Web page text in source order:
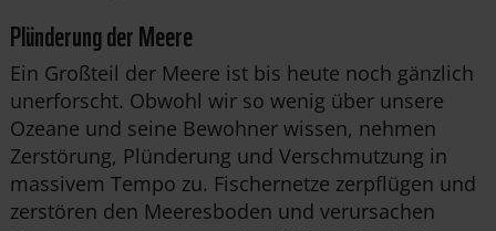
Plünderung der Meere
Ein Großteil der Meere ist bis heute noch gänzlich
unerforscht. Obwohl wir so wenig über unsere
Ozeane und seine Bewohner wissen, nehmen
Zerstörung, Plünderung und Verschmutzung in
massivem Tempo zu. Fischernetze zerpflügen und
zerstören den Meeresboden und verursachen